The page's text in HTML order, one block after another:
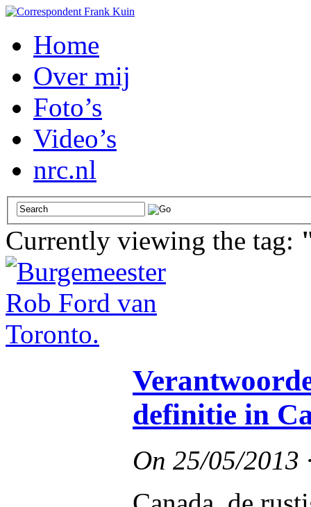
Home
Over mij
Foto’s
Video’s
nrc.nl
Currently viewing the tag:
definitie in
On 25/05/2013